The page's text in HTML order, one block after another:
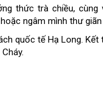
thức trà chiều,
ngâm mình thư
quốc tế Hạ Long.